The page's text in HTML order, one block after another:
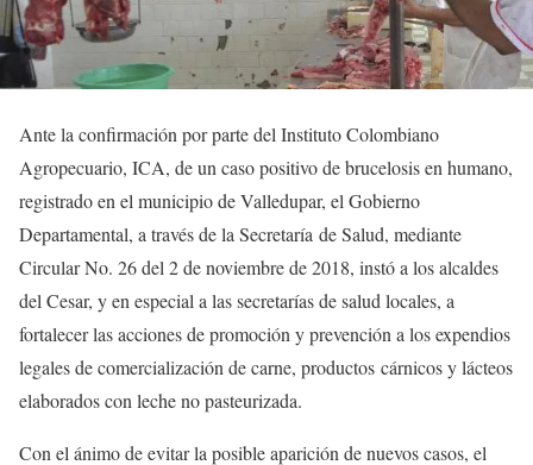
Ante la confirmación por parte del Instituto Colombiano
Agropecuario, ICA, de un caso positivo de brucelosis en humano,
registrado en el municipio de Valledupar, el Gobierno
Departamental, a través de la Secretaría de Salud, mediante
Circular No. 26 del 2 de noviembre de 2018, instó a los alcaldes
del Cesar, y en especial a las secretarías de salud locales, a
fortalecer las acciones de promoción y prevención a los expendios
legales de comercialización de carne, productos cárnicos y lácteos
elaborados con leche no pasteurizada.
Con el ánimo de evitar la posible aparición de nuevos casos, el